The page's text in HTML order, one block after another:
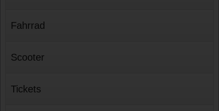
Fahrrad
Scooter
Tickets